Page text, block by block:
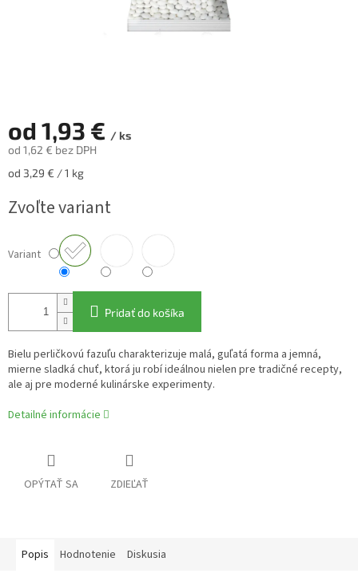
od 1,93 € / ks
od 1,62 € bez DPH
Jednotková
od 3,29 € / 1 kg
Zvoľte variant
Variant
Pridať do košíka
Bielu perličkovú fazuľu charakterizuje malá, guľatá forma a jemná,
mierne sladká chuť, ktorá ju robí ideálnou nielen pre tradičné recepty,
ale aj pre moderné kulinárske experimenty.
Detailné informácie
OPÝTAŤ SA ZDIEĽAŤ
Popis Hodnotenie Diskusia